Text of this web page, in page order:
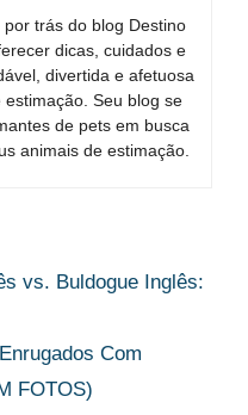
trás do blog Destino
dicas, cuidados e
divertida e afetuosa
Seu blog se
de pets em busca
animais de estimação.
vs. Buldogue Inglês:
Com
FOTOS)